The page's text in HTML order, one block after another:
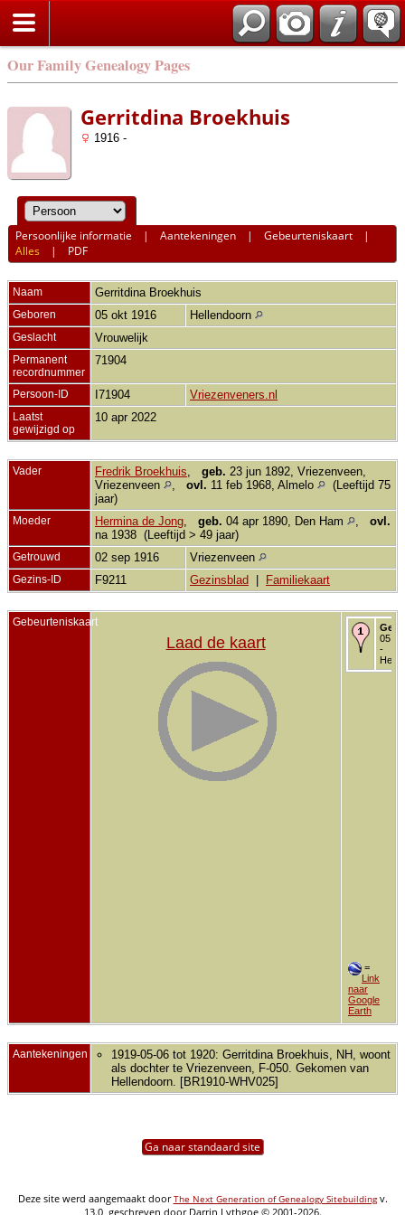
Our Family Genealogy Pages
Gerritdina Broekhuis
1916 -
Persoonlijke informatie |Aantekeningen |Gebeurteniskaart |
Alles | PDF
Naam Gerritdina Broekhuis
Geboren 05 okt 1916 Hellendoorn
Geslacht Vrouwelijk
Permanent
recordnummer
71904
Persoon-ID I71904 Vriezenveners.nl
Laatst
gewijzigd op
10 apr 2022
Vader Fredrik Broekhuis geb. 23 jun 1892, Vriezenveen,
Vriezenveen
ovl. 11 feb 1968, Almelo
(Leeftijd 75
jaar)
Moeder Hermina de Jong geb. 04 apr 1890, Den Ham
ovl.
na 1938 (Leeftijd > 49 jaar)
Getrouwd 02 sep 1916 Vriezenveen
Gezins-ID F9211 Gezinsblad Familiekaart
Gebeurteniskaart
Laad de kaart
05
-
=
Link
naar
Google
Earth
Aantekeningen
1919-05-06 tot 1920: Gerritdina Broekhuis, NH, woont
als dochter te Vriezenveen, F-050. Gekomen van
Hellendoorn. [BR1910-WHV025]
Ga naar standaard site
Deze site werd aangemaakt doorThe Next Generation of Genealogy Sitebuildingv.
13.0, geschreven door Darrin Lythgoe © 2001-2026.